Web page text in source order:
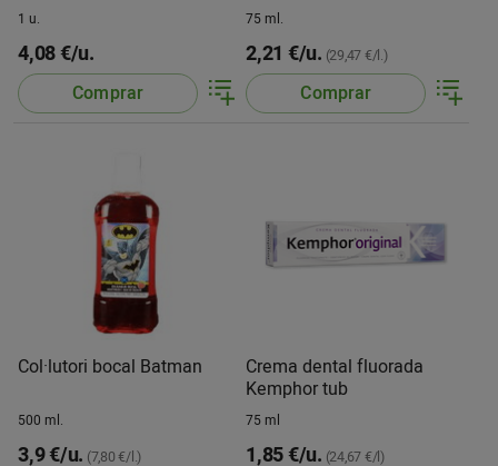
1 u.
4,08 €/u.
Comprar
75 ml.
2,21 €/u. (29,47 €/l.)
Comprar
Col·lutori bocal Batman
500 ml.
3,9 €/u. (7,80 €/l.)
Crema dental fluorada
Kemphor tub
75 ml
1,85 €/u. (24,67 €/l)